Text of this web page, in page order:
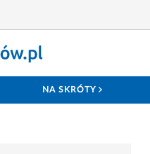
NA SKRÓTY